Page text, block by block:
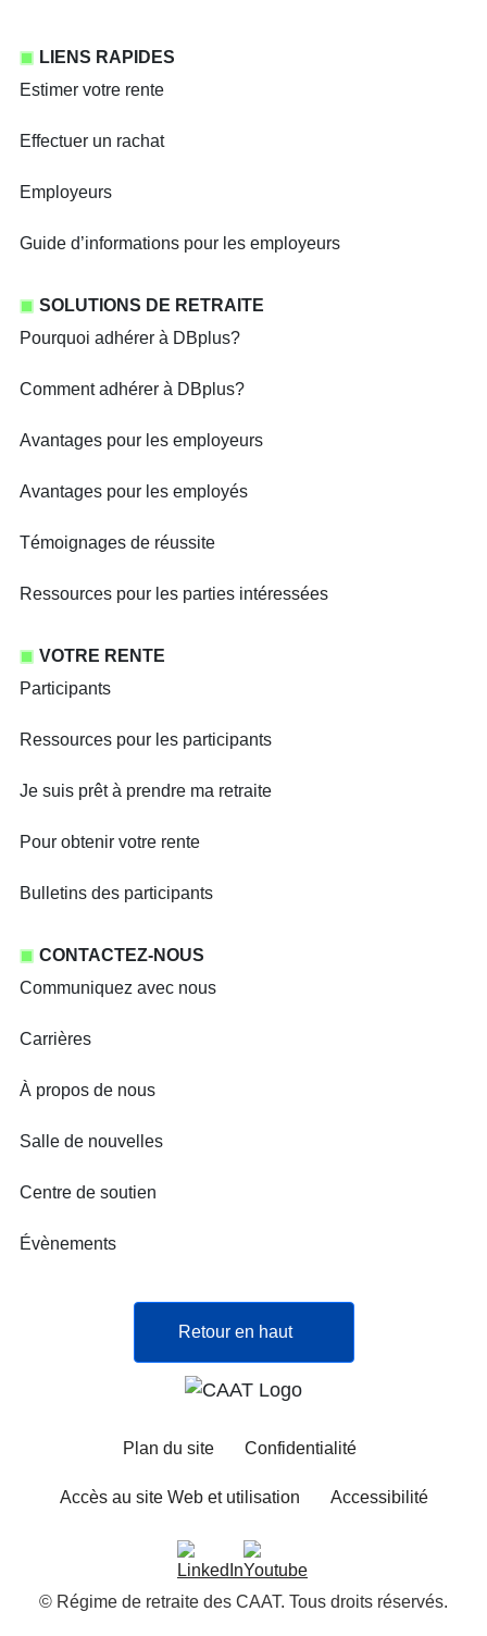
LIENS RAPIDES
Estimer votre rente
Effectuer un rachat
Employeurs
Guide d’informations pour les employeurs
SOLUTIONS DE RETRAITE
Pourquoi adhérer à DBplus?
Comment adhérer à DBplus?
Avantages pour les employeurs
Avantages pour les employés
Témoignages de réussite
Ressources pour les parties intéressées
VOTRE RENTE
Participants
Ressources pour les participants
Je suis prêt à prendre ma retraite
Pour obtenir votre rente
Bulletins des participants
CONTACTEZ-NOUS
Communiquez avec nous
Carrières
À propos de nous
Salle de nouvelles
Centre de soutien
Évènements
Retour en haut
Plan du site Confidentialité
Accès au site Web et utilisation Accessibilité
© Régime de retraite des CAAT. Tous droits réservés.